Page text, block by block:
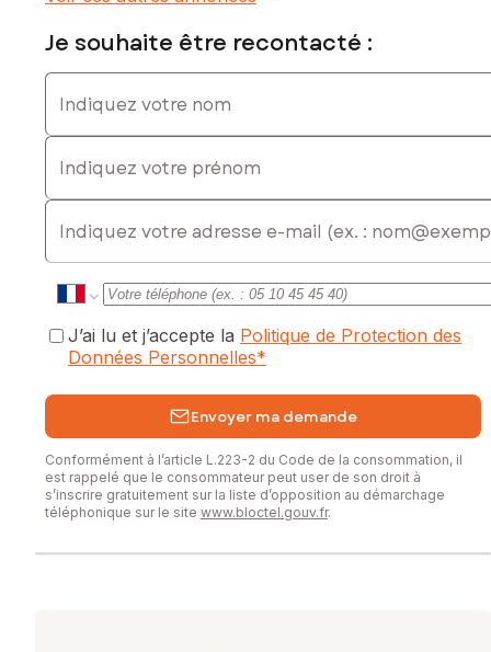
Je souhaite être recontacté :
Indiquez votre nom
Indiquez votre prénom
E-mail
J’ai lu et j’accepte la Politique de Protection des
Données Personnelles*
Envoyer ma demande
Conformément à l’article L.223-2 du Code de la consommation, il
est rappelé que le consommateur peut user de son droit à
s’inscrire gratuitement sur la liste d’opposition au démarchage
téléphonique sur le site www.bloctel.gouv.fr.